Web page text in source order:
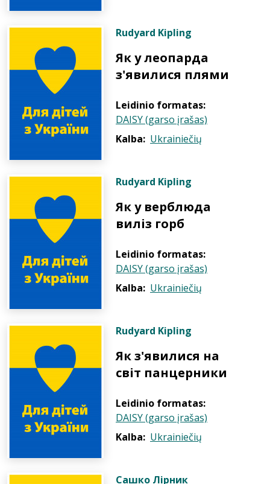
Rudyard Kipling
Як у леопарда
з'явилися плями
Leidinio formatas:
DAISY (garso įrašas)
Kalba: Ukrainiečių
Rudyard Kipling
Як у верблюда
виліз горб
Leidinio formatas:
DAISY (garso įrašas)
Kalba: Ukrainiečių
Rudyard Kipling
Як з'явилися на
світ панцерники
Leidinio formatas:
DAISY (garso įrašas)
Kalba: Ukrainiečių
Сашко Лірник